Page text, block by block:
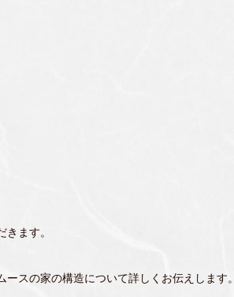
ます。
スの家の構造について詳しくお伝えします。